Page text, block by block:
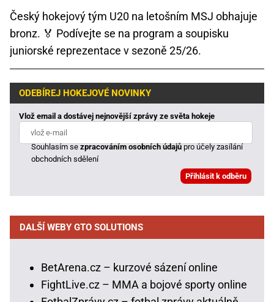
Český hokejový tým U20 na letošním MSJ obhajuje
bronz. 🏅 Podívejte se na program a soupisku
juniorské reprezentace v sezoně 25/26.
ODEBÍREJ HOKEJOVÉ NOVINKY
Vlož email a dostávej nejnovější zprávy ze světa hokeje
Souhlasím sezpracováním osobních údajůpro účely zasílání
obchodních sdělení
DALŠÍ WEBY GTO SOLUTIONS
BetArena.cz – kurzové sázení online
FightLive.cz – MMA a bojové sporty online